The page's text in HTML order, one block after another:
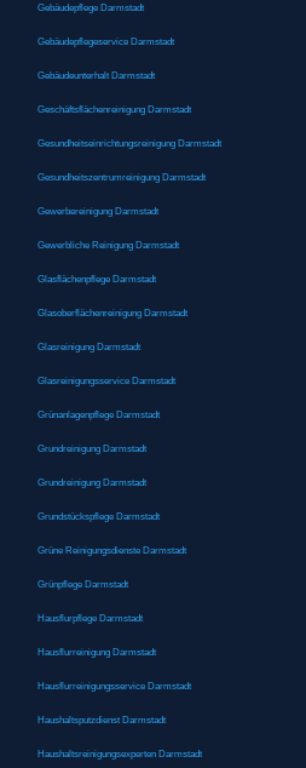
Gebäudepflege Darmstadt
Gebäudepflegeservice Darmstadt
Gebäudeunterhalt Darmstadt
Geschäftsflächenreinigung Darmstadt
Gesundheitseinrichtungsreinigung Darmstadt
Gesundheitszentrumreinigung Darmstadt
Gewerbereinigung Darmstadt
Gewerbliche Reinigung Darmstadt
Glasflächenpflege Darmstadt
Glasoberflächenreinigung Darmstadt
Glasreinigung Darmstadt
Glasreinigungsservice Darmstadt
Grünanlagenpflege Darmstadt
Grundreinigung Darmstadt
Grundreinigung Darmstadt
Grundstückspflege Darmstadt
Grüne Reinigungsdienste Darmstadt
Grünpflege Darmstadt
Hausflurpflege Darmstadt
Hausflurreinigung Darmstadt
Hausflurreinigungsservice Darmstadt
Haushaltsputzdienst Darmstadt
Haushaltsreinigungsexperten Darmstadt